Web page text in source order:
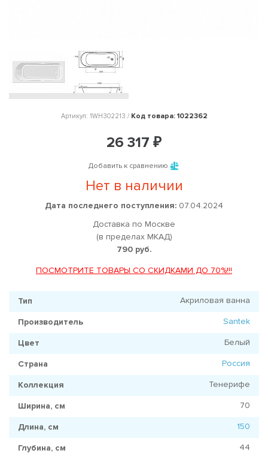
Артикул: 1WH302213 / Код товара: 1022362
26 317 ₽
Добавить к сравнению
Нет в наличии
Дата последнего поступления: 07.04.2024
Доставка по Москве
(в пределах МКАД)
790 руб.
ПОСМОТРИТЕ ТОВАРЫ СО СКИДКАМИ ДО 70%!!!
Тип Акриловая ванна
Производитель Santek
Цвет Белый
Страна Россия
Коллекция Тенерифе
Ширина, см 70
Длина, см 150
Глубина, см 44